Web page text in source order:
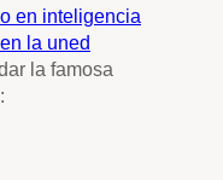
en inteligencia
la uned
la famosa